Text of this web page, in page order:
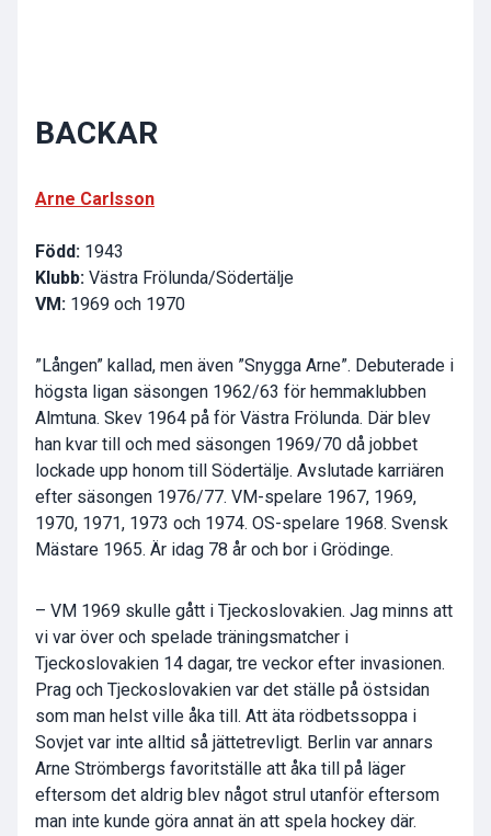
BACKAR
Arne Carlsson
Född: 1943
Klubb: Västra Frölunda/Södertälje
VM: 1969 och 1970
”Lången” kallad, men även ”Snygga Arne”. Debuterade i
högsta ligan säsongen 1962/63 för hemmaklubben
Almtuna. Skev 1964 på för Västra Frölunda. Där blev
han kvar till och med säsongen 1969/70 då jobbet
lockade upp honom till Södertälje. Avslutade karriären
efter säsongen 1976/77. VM-spelare 1967, 1969,
1970, 1971, 1973 och 1974. OS-spelare 1968. Svensk
Mästare 1965. Är idag 78 år och bor i Grödinge.
– VM 1969 skulle gått i Tjeckoslovakien. Jag minns att
vi var över och spelade träningsmatcher i
Tjeckoslovakien 14 dagar, tre veckor efter invasionen.
Prag och Tjeckoslovakien var det ställe på östsidan
som man helst ville åka till. Att äta rödbetssoppa i
Sovjet var inte alltid så jättetrevligt. Berlin var annars
Arne Strömbergs favoritställe att åka till på läger
eftersom det aldrig blev något strul utanför eftersom
man inte kunde göra annat än att spela hockey där.